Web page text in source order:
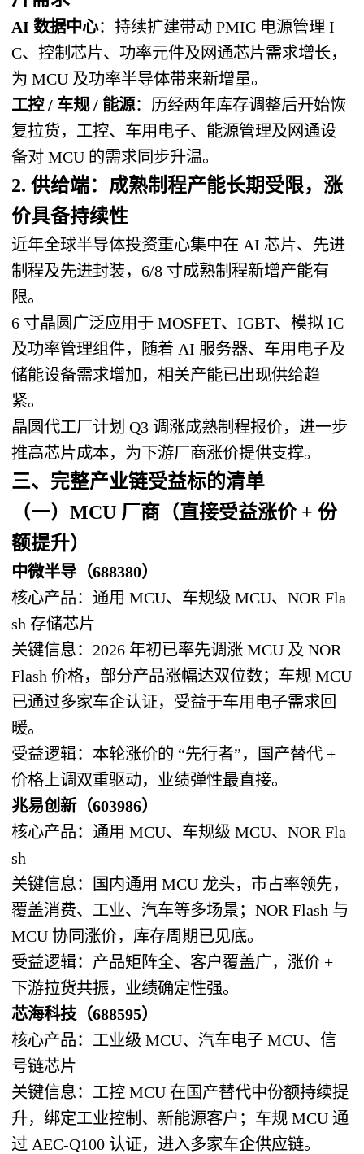
AI 数据中心：持续扩建带动 PMIC 电源管理 I
C、控制芯片、功率元件及网通芯片需求增长，
为 MCU 及功率半导体带来新增量。
工控 / 车规 / 能源：历经两年库存调整后开始恢
复拉货，工控、车用电子、能源管理及网通设
备对 MCU 的需求同步升温。
2. 供给端：成熟制程产能长期受限，涨
价具备持续性
近年全球半导体投资重心集中在 AI 芯片、先进
制程及先进封装，6/8 寸成熟制程新增产能有
限。
6 寸晶圆广泛应用于 MOSFET、IGBT、模拟 IC
及功率管理组件，随着 AI 服务器、车用电子及
储能设备需求增加，相关产能已出现供给趋
紧。
晶圆代工厂计划 Q3 调涨成熟制程报价，进一步
推高芯片成本，为下游厂商涨价提供支撑。
三、完整产业链受益标的清单
（一）MCU 厂商（直接受益涨价 + 份
额提升）
中微半导（688380）
核心产品：通用 MCU、车规级 MCU、NOR Fla
sh 存储芯片
关键信息：2026 年初已率先调涨 MCU 及 NOR
Flash 价格，部分产品涨幅达双位数；车规 MCU
已通过多家车企认证，受益于车用电子需求回
暖。
受益逻辑：本轮涨价的 “先行者”，国产替代 +
价格上调双重驱动，业绩弹性最直接。
兆易创新（603986）
核心产品：通用 MCU、车规级 MCU、NOR Fla
sh
关键信息：国内通用 MCU 龙头，市占率领先，
覆盖消费、工业、汽车等多场景；NOR Flash 与
MCU 协同涨价，库存周期已见底。
受益逻辑：产品矩阵全、客户覆盖广，涨价 +
下游拉货共振，业绩确定性强。
芯海科技（688595）
核心产品：工业级 MCU、汽车电子 MCU、信
号链芯片
关键信息：工控 MCU 在国产替代中份额持续提
升，绑定工业控制、新能源客户；车规 MCU 通
过 AEC-Q100 认证，进入多家车企供应链。